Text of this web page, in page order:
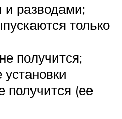
и разводами;
только
получится;
получится (ее